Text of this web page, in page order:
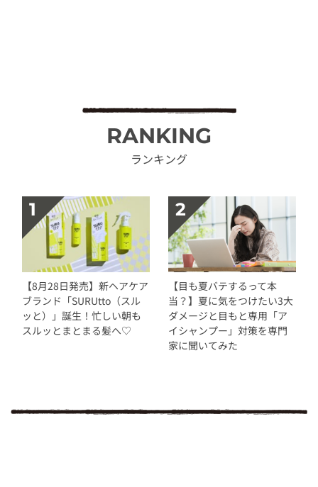
RANKING
ランキング
【8月28日発売】新ヘアケア
ブランド「SURUtto（スル
ッと）」誕生！忙しい朝も
スルッとまとまる髪へ♡
【目も夏バテするって本
当？】夏に気をつけたい3大
ダメージと目もと専用「ア
イシャンプー」対策を専門
家に聞いてみた